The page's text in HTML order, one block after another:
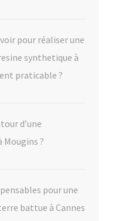
pour réaliser une
synthetique à
praticable ?
d’une
?
pour une
battue à Cannes